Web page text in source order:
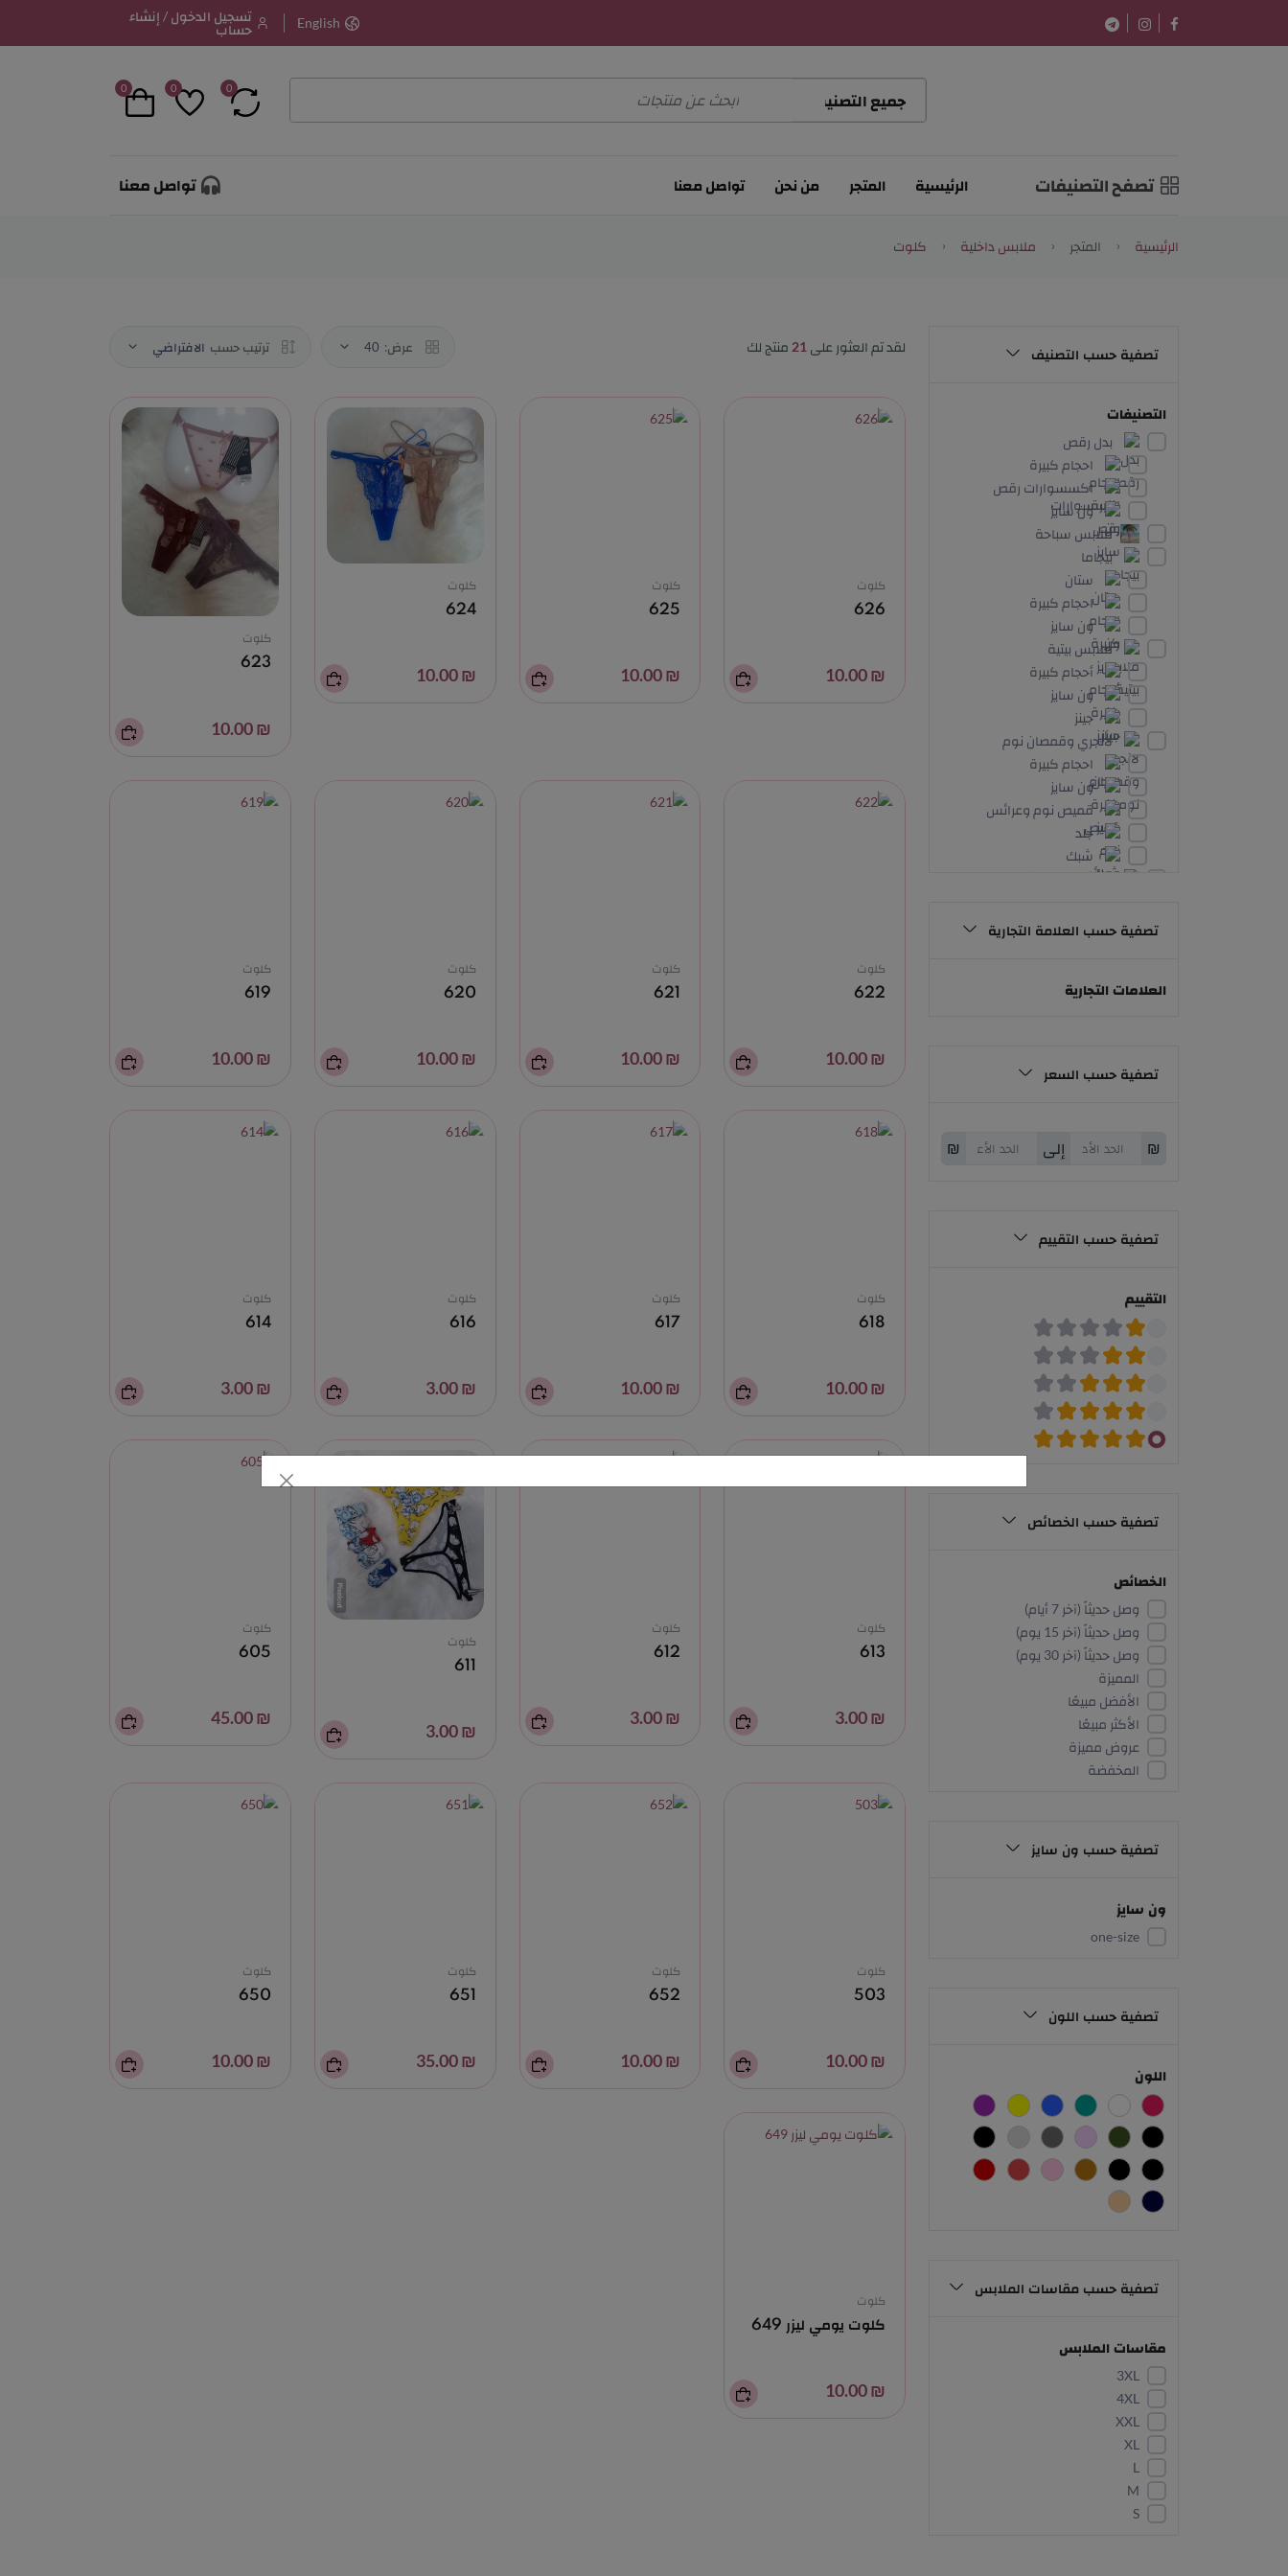
English
تسجيل الدخول / إنشاء
حساب
0
0
0
تصفح التصنيفات الرئيسية المتجر من نحن تواصل معنا تواصل معنا
الرئيسية المتجر ملابس داخلية كلوت
لقد تم العثور على 21 منتج لك عرض: 40 ترتيب حسب الافتراضي
كلوت
626
₪ 10.00
كلوت
625
₪ 10.00
كلوت
624
₪ 10.00
كلوت
623
₪ 10.00
كلوت
622
₪ 10.00
كلوت
621
₪ 10.00
كلوت
620
₪ 10.00
كلوت
619
₪ 10.00
كلوت
618
₪ 10.00
كلوت
617
₪ 10.00
كلوت
616
₪ 3.00
كلوت
614
₪ 3.00
كلوت
613
₪ 3.00
كلوت
612
₪ 3.00
كلوت
611
₪ 3.00
كلوت
605
₪ 45.00
كلوت
503
₪ 10.00
كلوت
652
₪ 10.00
كلوت
651
₪ 35.00
كلوت
650
₪ 10.00
كلوت
كلوت يومي ليزر 649
₪ 10.00
تصفية حسب التصنيف
التصنيفات
بدل رقص
احجام كبيرة
اكسسوارات رقص
ون سايز
ملابس سباحة
بيجاما
ستان
احجام كبيرة
ون سايز
ملابس بيتية
أحجام كبيرة
ون سايز
جينز
لانجري وقمصان نوم
احجام كبيرة
ون سايز
قميص نوم وعرائس
جلد
شبك
ملابس داخلية
فيزونات وسبورت
تصفية حسب العلامة التجارية
العلامات التجارية
تصفية حسب السعر
₪ إلى ₪
تصفية حسب التقييم
التقييم
تصفية حسب الخصائص
الخصائص
وصل حديثاً (آخر 7 أيام)
وصل حديثاً (آخر 15 يوم)
وصل حديثاً (آخر 30 يوم)
المميزة
الأفضل مبيعًا
الأكثر مبيعًا
عروض مميزة
المخفضة
تصفية حسب ون سايز
ون سايز
one-size
تصفية حسب اللون
اللون
تصفية حسب مقاسات الملابس
مقاسات الملابس
3XL
4XL
XXL
XL
L
M
S